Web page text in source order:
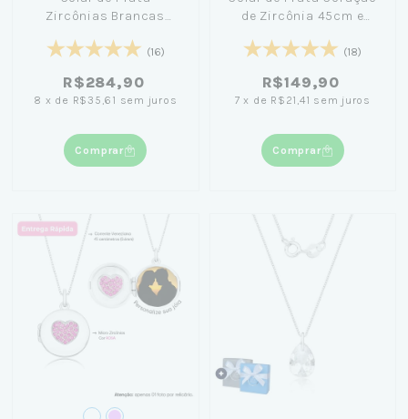
Zircônias Brancas
(16)
R$284,90
8 x de R$35,61 sem juros
Comprar
de Zircônia 45cm e
(18)
R$149,90
7 x de R$21,41 sem juros
Comprar